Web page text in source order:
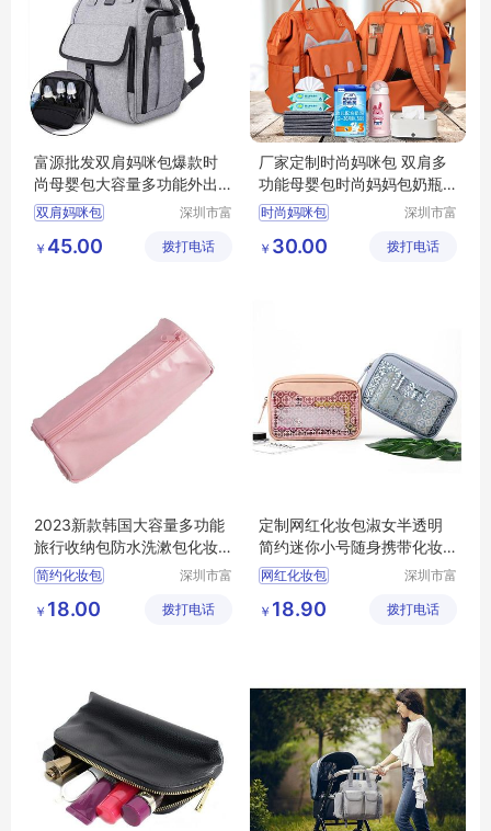
富源批发双肩妈咪包爆款时
尚母婴包大容量多功能外出
牛津布防水妈咪包
双肩妈咪包
深圳市富
限公司
￥ 45.00 拨打电话
厂家定制时尚妈咪包 双肩多
功能母婴包时尚妈妈包奶瓶
包尿布背包 来图设计卡通风
格
时尚妈咪包
深圳市富
限公司
￥ 30.00 拨打电话
2023新款韩国大容量多功能
旅行收纳包防水洗漱包化妆
包
简约化妆包
深圳市富
限公司
￥ 18.00 拨打电话
定制网红化妆包淑女半透明
简约迷你小号随身携带化妆
包韩版洗漱包收纳包
网红化妆包
深圳市富
限公司
￥ 18.90 拨打电话